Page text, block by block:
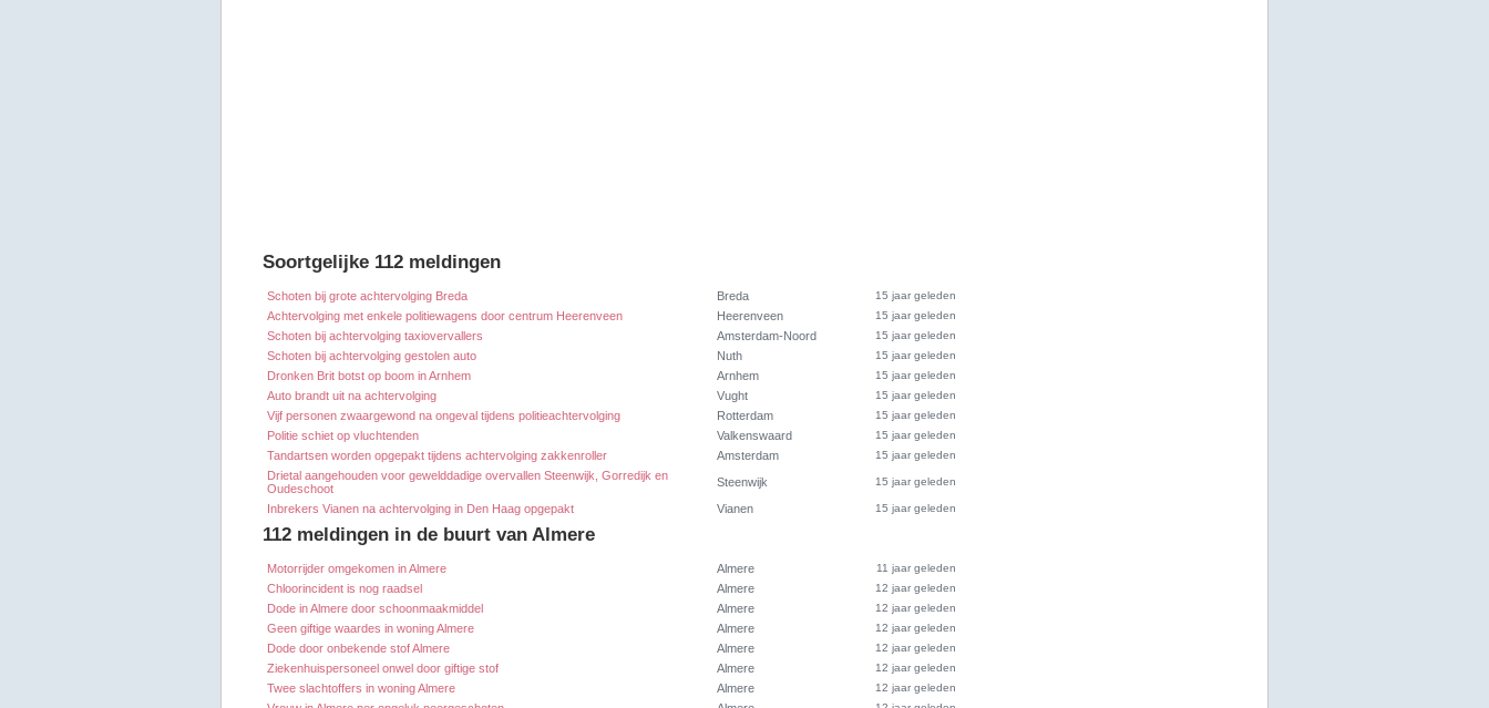
Soortgelijke 112 meldingen
Schoten bij grote achtervolging Breda Breda 15 jaar geleden
Achtervolging met enkele politiewagens door centrum Heerenveen Heerenveen 15 jaar geleden
Schoten bij achtervolging taxiovervallers Amsterdam-Noord 15 jaar geleden
Schoten bij achtervolging gestolen auto Nuth 15 jaar geleden
Dronken Brit botst op boom in Arnhem Arnhem 15 jaar geleden
Auto brandt uit na achtervolging Vught 15 jaar geleden
Vijf personen zwaargewond na ongeval tijdens politieachtervolging Rotterdam 15 jaar geleden
Politie schiet op vluchtenden Valkenswaard 15 jaar geleden
Tandartsen worden opgepakt tijdens achtervolging zakkenroller Amsterdam 15 jaar geleden
Drietal aangehouden voor gewelddadige overvallen Steenwijk, Gorredijk en
Oudeschoot
Steenwijk 15 jaar geleden
Inbrekers Vianen na achtervolging in Den Haag opgepakt Vianen 15 jaar geleden
112 meldingen in de buurt van Almere
Motorrijder omgekomen in Almere Almere 11 jaar geleden
Chloorincident is nog raadsel Almere 12 jaar geleden
Dode in Almere door schoonmaakmiddel Almere 12 jaar geleden
Geen giftige waardes in woning Almere Almere 12 jaar geleden
Dode door onbekende stof Almere Almere 12 jaar geleden
Ziekenhuispersoneel onwel door giftige stof Almere 12 jaar geleden
Twee slachtoffers in woning Almere Almere 12 jaar geleden